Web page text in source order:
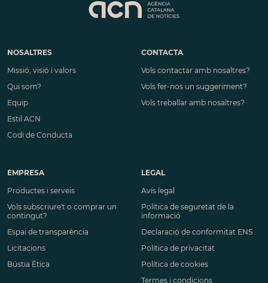
NOSALTRES
Missió, visió i valors
Qui som?
Equip
Estil ACN
Codi de Conducta
CONTACTA
Vols contactar amb nosaltres?
Vols fer-nos un suggeriment?
Vols treballar amb nosaltres?
EMPRESA
Productes i serveis
Vols subscriure't o comprar un
contingut?
Espai de transparència
Licitacions
Bústia Ètica
LEGAL
Avís legal
Política de seguretat de la
informació
Declaració de conformitat ENS
Política de privacitat
Política de cookies
Termes i condicions